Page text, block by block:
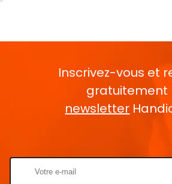
Inscrivez-vous et
gratuitement
newsletter